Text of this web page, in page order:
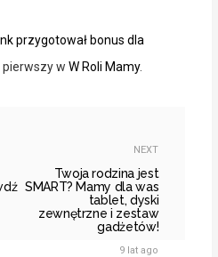
przygotował bonus dla
pierwszy w W Roli Mamy.
NEXT
Twoja rodzina jest
SMART? Mamy dla was
tablet, dyski
zewnętrzne i zestaw
gadżetów!
9 lat ago